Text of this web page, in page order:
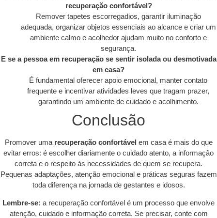
recuperação confortável?
Remover tapetes escorregadios, garantir iluminação
adequada, organizar objetos essenciais ao alcance e criar um
ambiente calmo e acolhedor ajudam muito no conforto e
segurança.
E se a pessoa em recuperação se sentir isolada ou desmotivada
em casa?
É fundamental oferecer apoio emocional, manter contato
frequente e incentivar atividades leves que tragam prazer,
garantindo um ambiente de cuidado e acolhimento.
Conclusão
Promover uma recuperação confortável em casa é mais do que
evitar erros: é escolher diariamente o cuidado atento, a informação
correta e o respeito às necessidades de quem se recupera.
Pequenas adaptações, atenção emocional e práticas seguras fazem
toda diferença na jornada de gestantes e idosos.
Lembre-se: a recuperação confortável é um processo que envolve
atenção, cuidado e informação correta. Se precisar, conte com